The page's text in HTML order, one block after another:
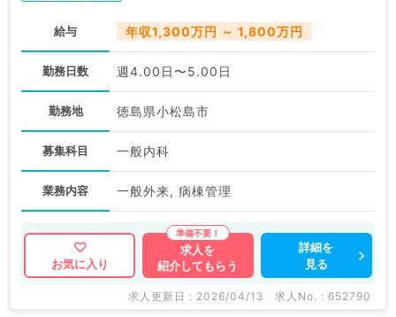
給与 年収1,300万円 ～ 1,800万円
勤務日数 週4.00日〜5.00日
勤務地 徳島県小松島市
募集科目 一般内科
業務内容 一般外来, 病棟管理
お気に入り
求人を
紹介してもらう
詳細を
見る
求人更新日 : 2026/04/13 求人No. : 652790